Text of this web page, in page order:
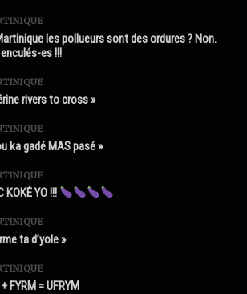
les pollueurs sont des ordures ? Non.
enculés-es !!!
rivers to cross »
ka gadé MAS pasé »
KOKÉ YO !!!
ta d’yole »
FYRM = UFRYM